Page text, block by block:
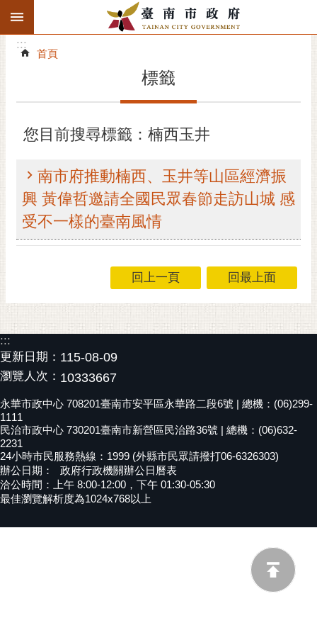
跳到主要內容區塊
搜
階
精彩府城
市府團隊
主題服務
黃
偉
哲
螢
光
花
泉
桐
花
祭
:::
:::
首頁
標籤
您目前搜尋標籤：楠西玉井
南市府推動楠西、玉井等山區經濟振
興 黃偉哲邀請全國民眾春節走訪山城 感
受不一樣的臺南風情
回上一頁 回最上面
:::
更新日期： 115-08-09
瀏覽人次： 10333667
永華市政中心 708201臺南市安平區永華路二段6號 | 總機：(06)299-
1111
民治市政中心 730201臺南市新營區民治路36號 | 總機：(06)632-
2231
24小時市民服務熱線：1999 (外縣市民眾請撥打06-6326303)
辦公日期：
政府行政機關辦公日曆表
洽公時間：上午 8:00-12:00，下午 01:30-05:30
最佳瀏覽解析度為1024x768以上